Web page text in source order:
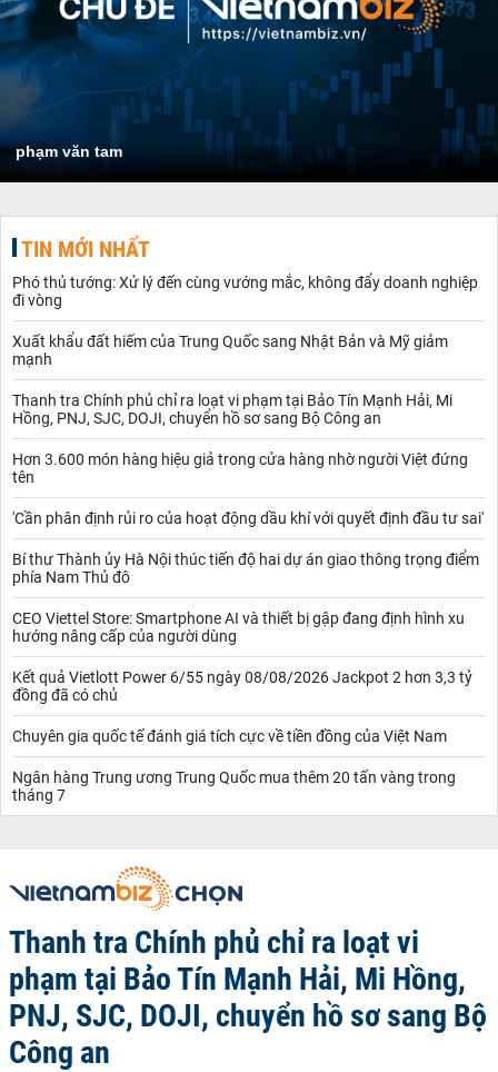
phạm văn tam
TIN MỚI NHẤT
Phó thủ tướng: Xử lý đến cùng vướng mắc, không đẩy doanh nghiệp
đi vòng
Xuất khẩu đất hiếm của Trung Quốc sang Nhật Bản và Mỹ giảm
mạnh
Thanh tra Chính phủ chỉ ra loạt vi phạm tại Bảo Tín Mạnh Hải, Mi
Hồng, PNJ, SJC, DOJI, chuyển hồ sơ sang Bộ Công an
Hơn 3.600 món hàng hiệu giả trong cửa hàng nhờ người Việt đứng
tên
'Cần phân định rủi ro của hoạt động dầu khí với quyết định đầu tư sai'
Bí thư Thành ủy Hà Nội thúc tiến độ hai dự án giao thông trọng điểm
phía Nam Thủ đô
CEO Viettel Store: Smartphone AI và thiết bị gập đang định hình xu
hướng nâng cấp của người dùng
Kết quả Vietlott Power 6/55 ngày 08/08/2026 Jackpot 2 hơn 3,3 tỷ
đồng đã có chủ
Chuyên gia quốc tế đánh giá tích cực về tiền đồng của Việt Nam
Ngân hàng Trung ương Trung Quốc mua thêm 20 tấn vàng trong
tháng 7
Thanh tra Chính phủ chỉ ra loạt vi
phạm tại Bảo Tín Mạnh Hải, Mi Hồng,
PNJ, SJC, DOJI, chuyển hồ sơ sang Bộ
Công an